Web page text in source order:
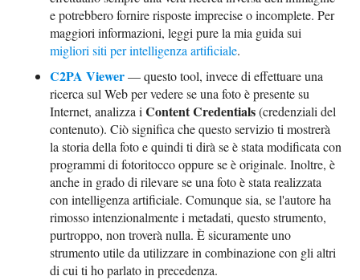
e potrebbero fornire risposte imprecise o incomplete. Per
maggiori informazioni, leggi pure la mia guida sui
migliori siti per intelligenza artificiale.
C2PA Viewer— questo tool, invece di effettuare una
ricerca sul Web per vedere se una foto è presente su
Internet, analizza iContent Credentials(credenziali del
contenuto). Ciò significa che questo servizio ti mostrerà
la storia della foto e quindi ti dirà se è stata modificata con
programmi di fotoritocco oppure se è originale. Inoltre, è
anche in grado di rilevare se una foto è stata realizzata
con intelligenza artificiale. Comunque sia, se l'autore ha
rimosso intenzionalmente i metadati, questo strumento,
purtroppo, non troverà nulla. È sicuramente uno
strumento utile da utilizzare in combinazione con gli altri
di cui ti ho parlato in precedenza.